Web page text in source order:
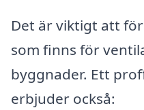
Det är viktigt att
som finns för
byggnader. Ett
erbjuder också: